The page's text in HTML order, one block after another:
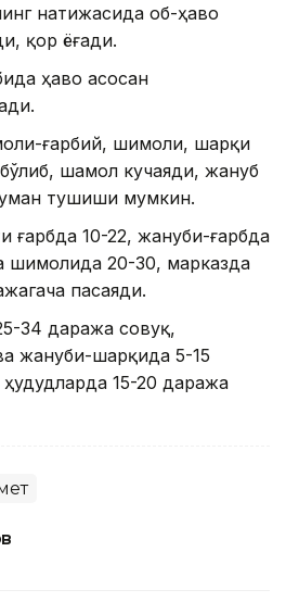
натижасида об-ҳаво
қор ёғади.
ҳаво асосан
ғарбий, шимоли, шарқи
шамол кучаяди, жануб
тушиши мумкин.
ғарбда 10-22, жануби-ғарбда
шимолида 20-30, марказда
пасаяди.
34 даража совуқ,
жануби-шарқида 5-15
15-20 даража